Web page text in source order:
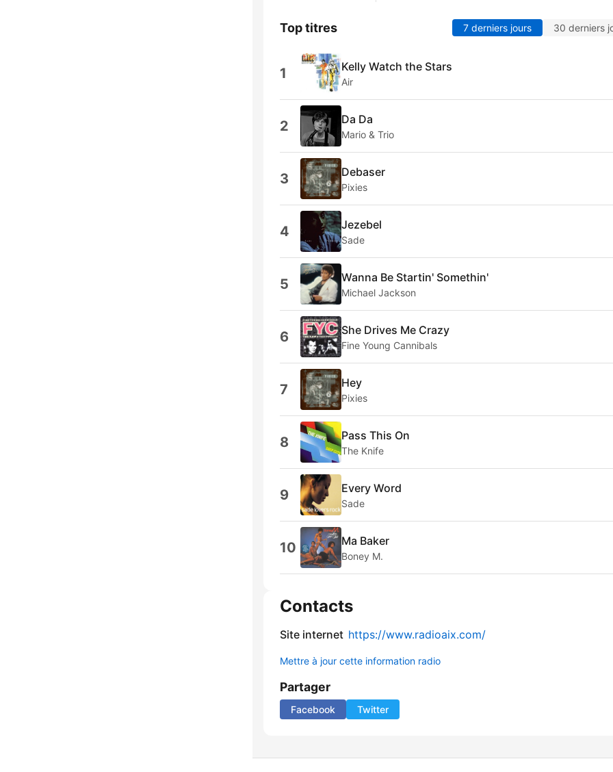
Top titres 7 derniers jours 30 derniers
1 Kelly Watch the Stars
Air
2 Da Da
Mario & Trio
3 Debaser
Pixies
4 Jezebel
Sade
5 Wanna Be Startin' Somethin'
Michael Jackson
6 She Drives Me Crazy
Fine Young Cannibals
7 Hey
Pixies
8 Pass This On
The Knife
9 Every Word
Sade
10 Ma Baker
Boney M.
Contacts
Site internet https://www.radioaix.com/
Mettre à jour cette information radio
Partager
Facebook Twitter